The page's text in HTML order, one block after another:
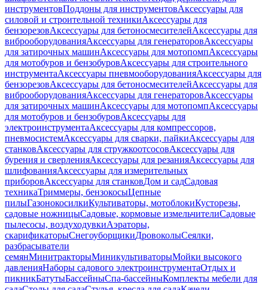
инструментовПоддоны для инструментовАксессуары для
силовой и строительной техникиАксессуары для
бензорезовАксессуары для бетоносмесителейАксессуары для
виброоборудованияАксессуары для генераторовАксессуары
для затирочных машинАксессуары для мотопомпАксессуары
для мотобуров и бензобуровАксессуары для строительного
инструментаАксессуары пневмооборудованияАксессуары для
бензорезовАксессуары для бетоносмесителейАксессуары для
виброоборудованияАксессуары для генераторовАксессуары
для затирочных машинАксессуары для мотопомпАксессуары
для мотобуров и бензобуровАксессуары для
электроинструментаАксессуары для компрессоров,
пневмосистемАксессуары для сварки, пайкиАксессуары для
станковАксессуары для стружкоотсосовАксессуары для
бурения и сверленияАксессуары для резанияАксессуары для
шлифованияАксессуары для измерительных
приборовАксессуары для станковДом и садСадовая
техникаТриммеры, бензокосыЦепные
пилыГазонокосилкиКультиваторы, мотоблокиКусторезы,
садовые ножницыСадовые, кормовые измельчителиСадовые
пылесосы, воздуходувкиАэраторы,
скарификаторыСнегоуборщикиДровоколыСеялки,
разбрасыватели
семянМинитракторыМиникультиваторыМойки высокого
давленияНаборы садового электроинструментаОтдых и
пикникБатутыБассейныСпа-бассейныКомплекты мебели для